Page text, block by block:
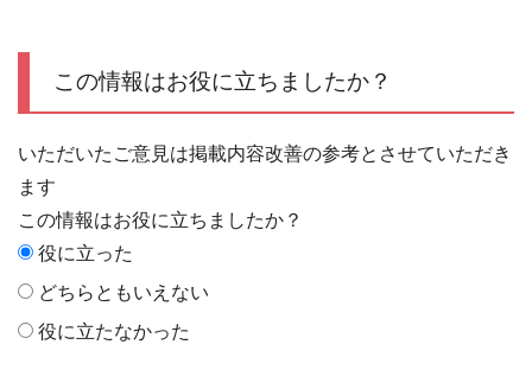
この情報はお役に立ちましたか？
いただいたご意見は掲載内容改善の参考とさせていただき
ます
この情報はお役に立ちましたか？
役に立った
どちらともいえない
役に立たなかった